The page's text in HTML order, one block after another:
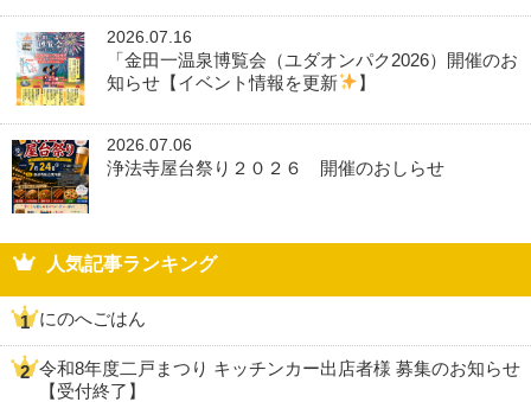
2026.07.16
「金田一温泉博覧会（ユダオンパク2026）開催のお
知らせ【イベント情報を更新
】
2026.07.06
浄法寺屋台祭り２０２６ 開催のおしらせ
人気記事ランキング
にのへごはん
令和8年度二戸まつり キッチンカー出店者様 募集のお知らせ
【受付終了】